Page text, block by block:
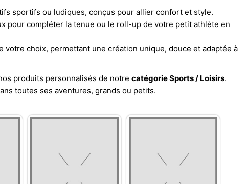
sportifs ou ludiques, conçus pour allier confort et style.
pour compléter la tenue ou le roll-up de votre petit athlète en
choix, permettant une création unique, douce et adaptée à
produits personnalisés de notre catégorie Sports / Loisirs.
toutes ses aventures, grands ou petits.